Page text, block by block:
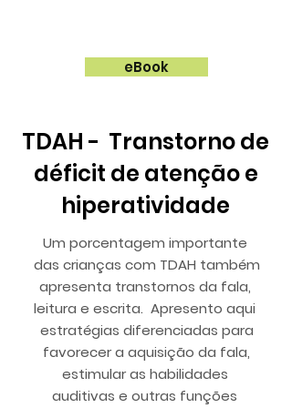
eBook
TDAH - Transtorno de
déficit de atenção e
hiperatividade
Um porcentagem importante
das crianças com TDAH também
apresenta transtornos da fala,
leitura e escrita. Apresento aqui
estratégias diferenciadas para
favorecer a aquisição da fala,
estimular as habilidades
auditivas e outras funções